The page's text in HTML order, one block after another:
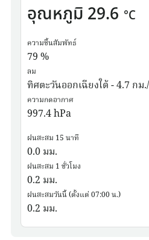
อุณหภูมิ 29.6 °C
ความชื้นสัมพัทธ์
79%
ลม
ทิศตะวันออกเฉียงใต้ - 4.7 กม
ความกดอากาศ
997.4hPa
ฝนสะสม 15 นาที
0.0มม.
ฝนสะสม 1 ชั่วโมง
0.2 มม.
ฝนสะสมวันนี้ (ตั้งแต่ 07:00 น.)
0.2 มม.